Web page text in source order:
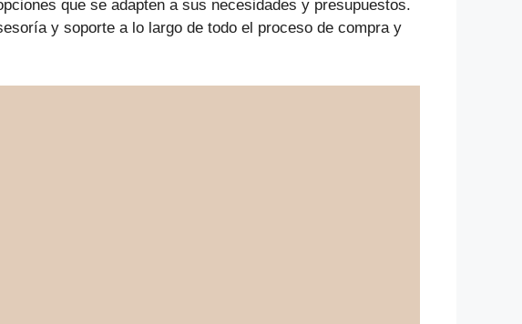
que se adapten a sus necesidades y presupuestos.
y soporte a lo largo de todo el proceso de compra y